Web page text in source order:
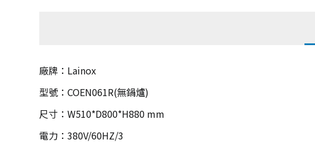
廠牌：Lainox
型號：COEN061R(無鍋爐)
尺寸：W510*D800*H880 mm
電力：380V/60HZ/3